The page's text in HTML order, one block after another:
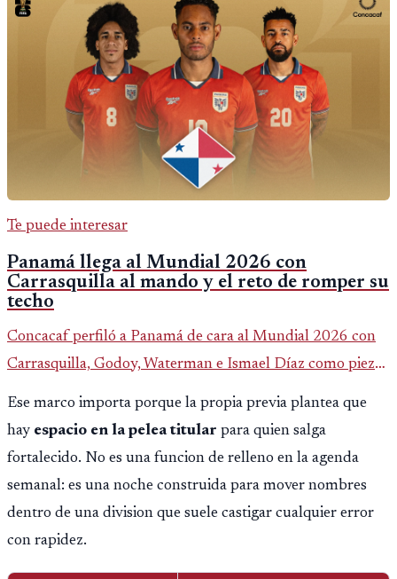
Te puede interesar
Panamá llega al Mundial 2026 con
Carrasquilla al mando y el reto de romper su
techo
Concacaf perfiló a Panamá de cara al Mundial 2026 con
Carrasquilla, Godoy, Waterman e Ismael Díaz como piezas
centrales en un grupo que también incluye a Inglaterra,
Croacia y Ghana.
Ese marco importa porque la propia previa plantea que
hay espacio en la pelea titular para quien salga
fortalecido. No es una funcion de relleno en la agenda
semanal: es una noche construida para mover nombres
dentro de una division que suele castigar cualquier error
con rapidez.